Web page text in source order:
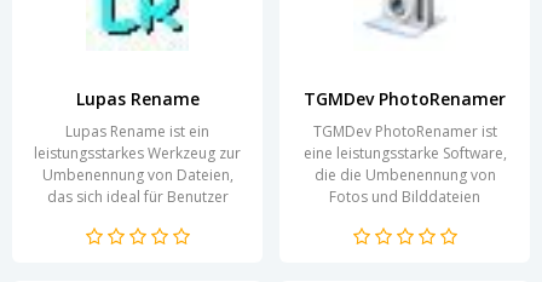
Lupas Rename
Lupas Rename ist ein
leistungsstarkes Werkzeug zur
Umbenennung von Dateien,
das sich ideal für Benutzer
großen Datenmengen
TGMDev PhotoRenamer
TGMDev PhotoRenamer ist
eine leistungsstarke Software,
die die Umbenennung von
Fotos und Bilddateien
Welt, in der digitale...